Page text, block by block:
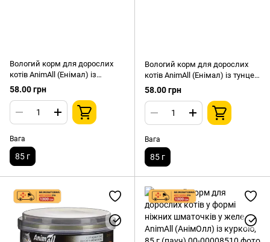
Вологий корм для дорослих
котів AnimAll (Енімал) із
куркою та креветками, 85 г
58.00 грн
Вага
85 г
Вологий корм для дорослих
котів AnimAll (Енімал) із тунцем
та креветками, 85 г
58.00 грн
Вага
85 г